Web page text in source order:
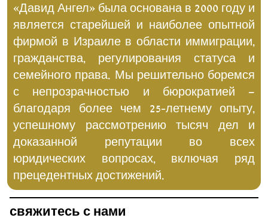
«Давид Ангел» была основана в 2000 году и
является старейшей и наиболее опытной
фирмой в Израиле в области иммиграции,
гражданства, регулирования статуса и
семейного права. Мы решительно боремся
с непрозрачностью и бюрократией –
благодаря более чем 25-летнему опыту,
успешному рассмотрению тысяч дел и
доказанной репутации во всех
юридических вопросах, включая ряд
прецедентных достижений.
свяжитесь с нами